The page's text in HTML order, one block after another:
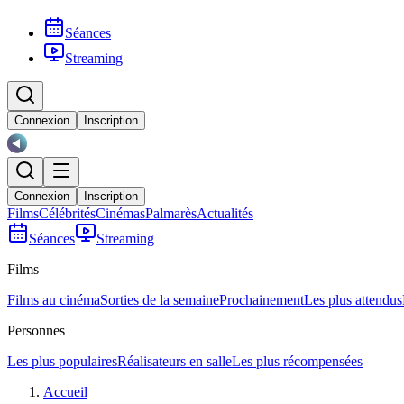
Séances
Streaming
Connexion Inscription
Connexion Inscription
FilmsCélébritésCinémasPalmarèsActualités
Séances
Streaming
Films
Films au cinémaSorties de la semaineProchainementLes plus attendus
Personnes
Les plus populairesRéalisateurs en salleLes plus récompensées
Accueil